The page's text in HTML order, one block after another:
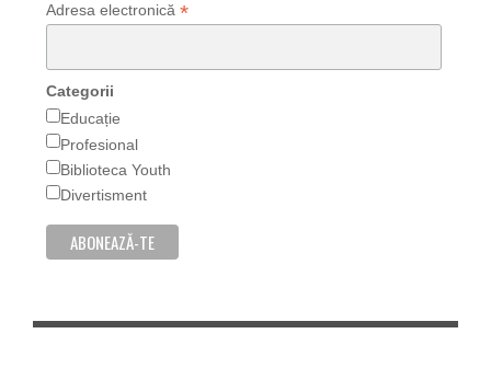
Adresa electronică *
Categorii
Educație
Profesional
Biblioteca Youth
Divertisment